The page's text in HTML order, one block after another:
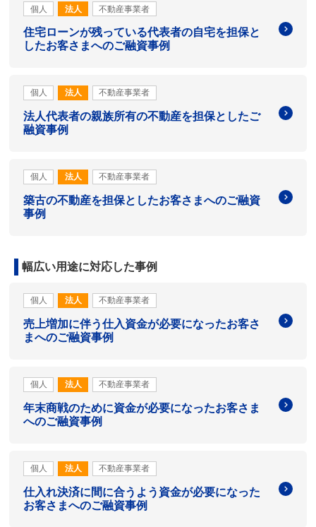
個人 法人 不動産事業者
住宅ローンが残っている代表者の自宅を担保と
したお客さまへのご融資事例
個人 法人 不動産事業者
法人代表者の親族所有の不動産を担保としたご
融資事例
個人 法人 不動産事業者
築古の不動産を担保としたお客さまへのご融資
事例
幅広い用途に対応した事例
個人 法人 不動産事業者
売上増加に伴う仕入資金が必要になったお客さ
まへのご融資事例
個人 法人 不動産事業者
年末商戦のために資金が必要になったお客さま
へのご融資事例
個人 法人 不動産事業者
仕入れ決済に間に合うよう資金が必要になった
お客さまへのご融資事例